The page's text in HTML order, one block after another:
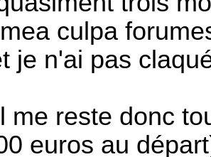
culpa
je n'ai pas
me reste donc
euros au